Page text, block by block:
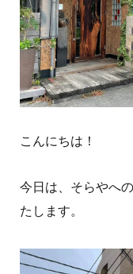
こんにちは！
今日は、そらやへ
たします。